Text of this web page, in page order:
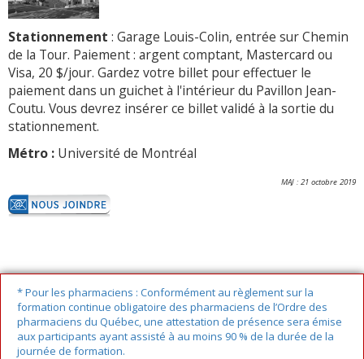
Stationnement : Garage Louis-Colin, entrée sur Chemin
de la Tour. Paiement : argent comptant, Mastercard ou
Visa, 20 $/jour. Gardez votre billet pour effectuer le
paiement dans un guichet à l'intérieur du Pavillon Jean-
Coutu. Vous devrez insérer ce billet validé à la sortie du
stationnement.
Métro : Université de Montréal
MAJ : 21 octobre 2019
* Pour les pharmaciens : Conformément au règlement sur la
formation continue obligatoire des pharmaciens de l’Ordre des
pharmaciens du Québec, une attestation de présence sera émise
aux participants ayant assisté à au moins 90 % de la durée de la
journée de formation.